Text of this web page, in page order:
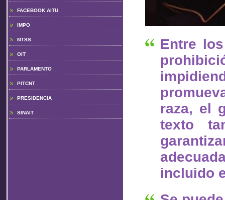
Entre
raza, el
texto
incluido
FACEBOOK AITU
IMPO
MTSS
OIT
PARLAMENTO
PITCNT
PRESIDENCIA
SINAIT